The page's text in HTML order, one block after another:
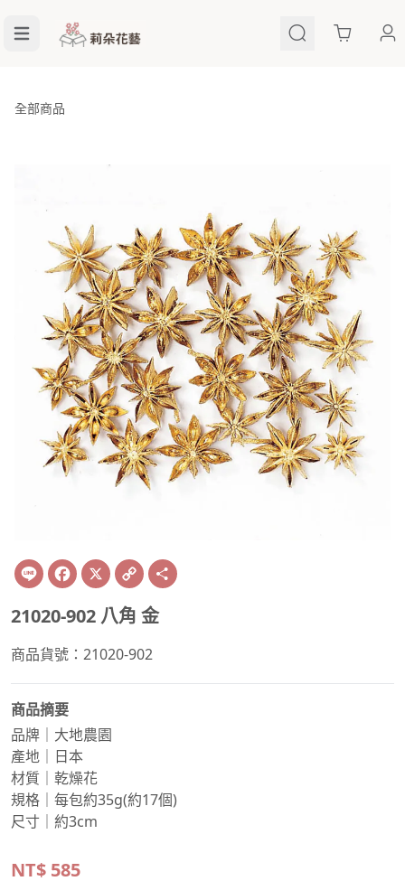
Cart
全部商品
Line Facebook
X Copy
Link
21020-902 八角 金
商品貨號：21020-902
商品摘要
品牌｜大地農園
產地｜日本
材質｜乾燥花
規格｜每包約35g(約17個)
尺寸｜約3cm
NT$ 585